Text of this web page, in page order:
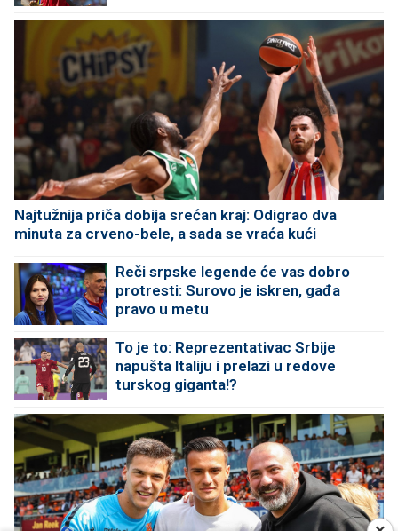
Najtužnija priča dobija srećan kraj: Odigrao dva
minuta za crveno-bele, a sada se vraća kući
Reči srpske legende će vas dobro
protresti: Surovo je iskren, gađa
pravo u metu
To je to: Reprezentativac Srbije
napušta Italiju i prelazi u redove
turskog giganta!?